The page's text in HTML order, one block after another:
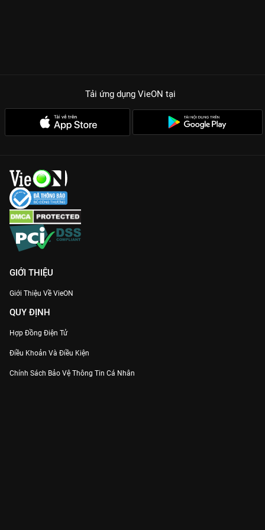
Tải ứng dụng VieON tại
GIỚI THIỆU
Giới Thiệu Về VieON
QUY ĐỊNH
Hợp Đồng Điện Tử
Điều Khoản Và Điều Kiện
Chính Sách Bảo Vệ Thông Tin Cá Nhân